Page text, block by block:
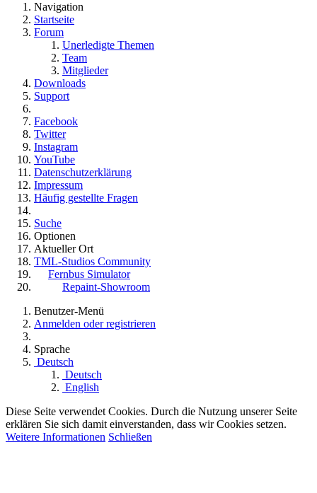
Navigation
Startseite
Forum
Unerledigte Themen
Team
Mitglieder
Downloads
Support
Facebook
Twitter
Instagram
YouTube
Datenschutzerklärung
Impressum
Häufig gestellte Fragen
Suche
Optionen
Aktueller Ort
TML-Studios Community
Fernbus Simulator
Repaint-Showroom
Benutzer-Menü
Anmelden oder registrieren
Sprache
Deutsch
Deutsch
English
Diese Seite verwendet Cookies. Durch die Nutzung unserer Seite
erklären Sie sich damit einverstanden, dass wir Cookies setzen.
Weitere Informationen Schließen